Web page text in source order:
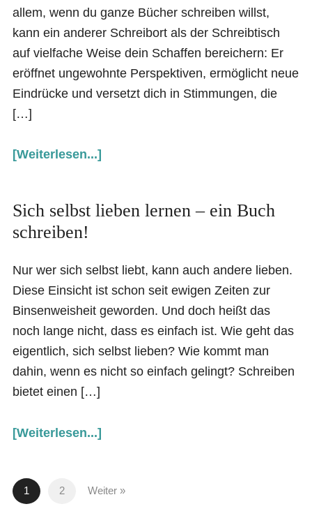
allem, wenn du ganze Bücher schreiben willst,
kann ein anderer Schreibort als der Schreibtisch
auf vielfache Weise dein Schaffen bereichern: Er
eröffnet ungewohnte Perspektiven, ermöglicht neue
Eindrücke und versetzt dich in Stimmungen, die
[…]
[Weiterlesen...]
Sich selbst lieben lernen – ein Buch
schreiben!
Nur wer sich selbst liebt, kann auch andere lieben.
Diese Einsicht ist schon seit ewigen Zeiten zur
Binsenweisheit geworden. Und doch heißt das
noch lange nicht, dass es einfach ist. Wie geht das
eigentlich, sich selbst lieben? Wie kommt man
dahin, wenn es nicht so einfach gelingt? Schreiben
bietet einen […]
[Weiterlesen...]
1 2 Weiter »